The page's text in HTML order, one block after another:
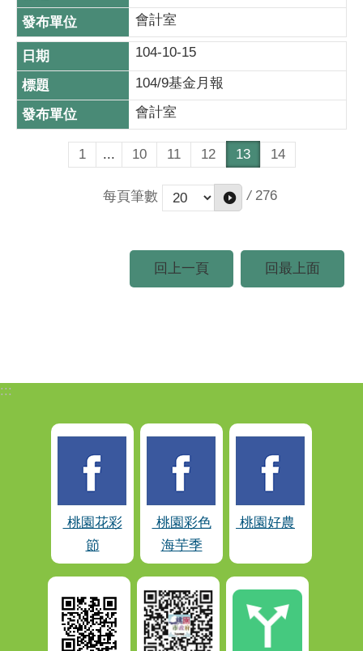
會計室
104-10-15
104/9基金月報
會計室
1 ... 10 11 12 13 14
每頁筆數 / 276
回上一頁 回最上面
:::
桃園花彩
節
桃園彩色
海芋季
桃園好農